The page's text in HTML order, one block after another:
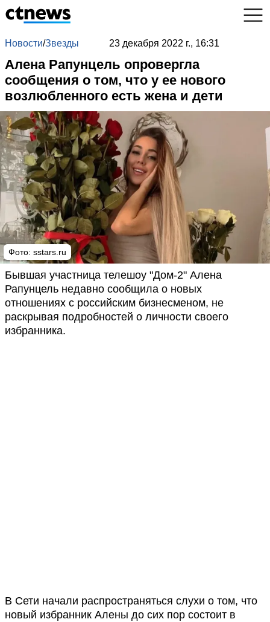
Новости/Звезды 23 декабря 2022 г., 16:31
Алена Рапунцель опровергла
сообщения о том, что у ее нового
возлюбленного есть жена и дети
Фото: sstars.ru
Бывшая участница телешоу "Дом-2" Алена
Рапунцель недавно сообщила о новых
отношениях с российским бизнесменом, не
раскрывая подробностей о личности своего
избранника.
В Сети начали распространяться слухи о том, что
новый избранник Алены до сих пор состоит в